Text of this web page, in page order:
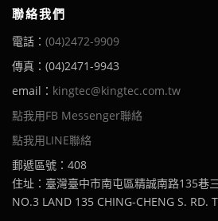
聯絡我們
電話： (04)2472-9909
傳真：(04)2471-9943
email： kingtec@kingtec.com.tw
點我用FB Messenger聯絡
點我用LINE聯絡
郵遞區號：408
住址：臺灣臺中市南屯區精誠南路135巷
NO.3 LAND 135 CHING-CHENG S. RD.